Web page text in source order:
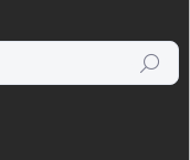
Keresés